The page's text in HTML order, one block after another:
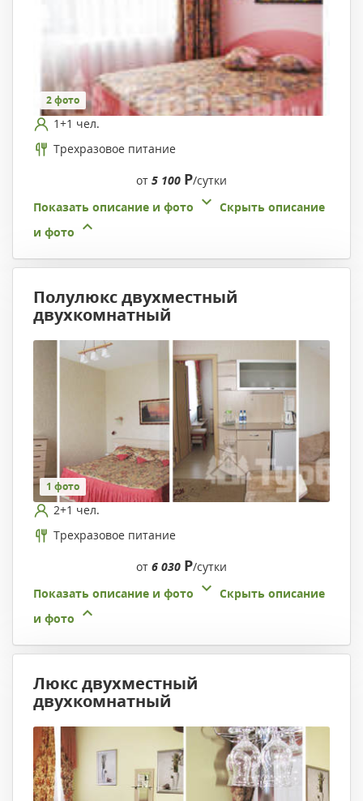
2 фото
1+1 чел.
Трехразовое питание
от 5 100 Р/сутки
Показать описание и фото
Скрыть описание
и фото
Полулюкс двухместный
двухкомнатный
1 фото
2+1 чел.
Трехразовое питание
от 6 030 Р/сутки
Показать описание и фото
Скрыть описание
и фото
Люкс двухместный
двухкомнатный